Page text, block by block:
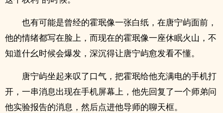
也有可能是曾经的霍珉像一张白纸，在唐宁屿面前，
他的情绪都写在脸上，而现在的霍珉像一座休眠火山，不
知道什幺时候会爆发，深沉得让唐宁屿愈发看不懂。
唐宁屿坐起来叹了口气，把霍珉给他充满电的手机打
开，一串消息出现在手机屏幕上，他先回复了一个师弟问
他实验报告的消息，然后点进他导师的聊天框。